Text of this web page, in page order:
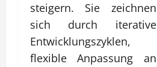
steigern. Sie zeichnen
sich durch iterative
Entwicklungszyklen,
flexible Anpassung an